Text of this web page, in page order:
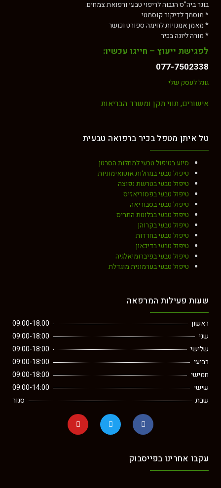
הגבוה לריפוי טבעי ורפואת צמחים:
קוסמטי
לחימה ספורט וכושר
בכיר
– חייגו עכשיו:
077-
תקן ומשרד הבריאות
מטפל בכיר ברפואה טבעית
בטיפול טבעי למחלות הסרטן
טבעי במחלות אוטואימוניות
טבעי בטרשת נפוצה
טבעי בפסוריאזיס
טבעי בסבוריאה
טבעי בבלוטת התריס
טבעי בקרוהן
טבעי בחרדות
טבעי בדיכאון
טבעי בפיברומיאלגיה
טבעי בערמונית מוגדלת
המרפאה
09:00-18:00
09:00-18:00
09:00-18:00
09:00-18:00
09:00-18:00
09:00-14:00
סגור
בפייסבוק